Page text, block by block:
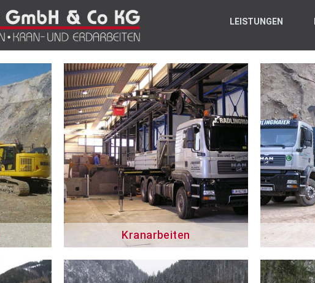
LEISTUNGEN
Kranarbeiten